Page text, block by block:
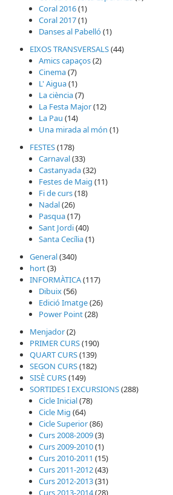
Coral 2016(1)
Coral 2017(1)
Danses al Pabelló(1)
EIXOS TRANSVERSALS(44)
Amics capaços(2)
Cinema(7)
L' Aigua(1)
La ciència(7)
La Festa Major(12)
La Pau (14)
Una mirada al món (1)
FESTES(178)
Carnaval(33)
Castanyada(32)
Festes de Maig (11)
Fi de curs(18)
Nadal(26)
Pasqua(17)
Sant Jordi(40)
Santa Cecília(1)
General(340)
hort(3)
INFORMÀTICA(117)
Dibuix(56)
Edició Imatge(26)
Power Point(28)
Menjador(2)
PRIMER CURS(190)
QUART CURS(139)
SEGON CURS(182)
SISÈ CURS(149)
SORTIDES I EXCURSIONS(288)
Cicle Inicial(78)
Cicle Mig (64)
Cicle Superior(86)
Curs 2008-2009(3)
Curs 2009-2010(1)
Curs 2010-2011 (15)
Curs 2011-2012(43)
Curs 2012-2013(31)
Curs 2013-2014(28)